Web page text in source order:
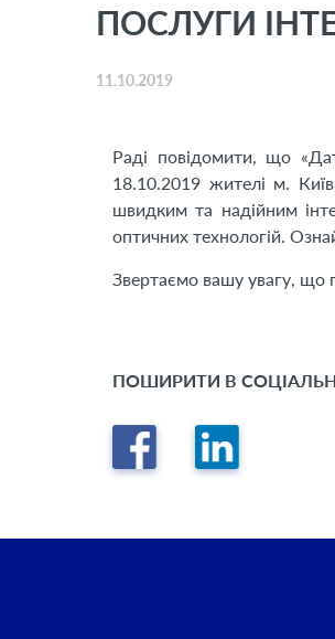
ПОСЛУГИ
11.10.2019
Раді повідомити, що
18.10.2019 жителі м.
швидким та надійним
оптичних технологій.
Звертаємо вашу увагу, що
ПОШИРИТИ В